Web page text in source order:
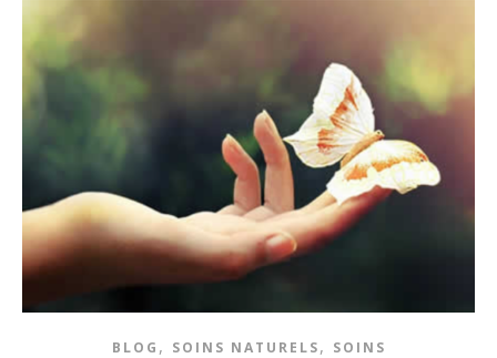
BLOG , SOINS NATURELS, SOINS